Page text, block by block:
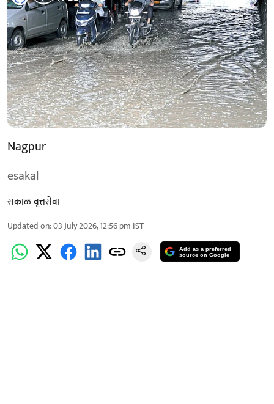
Nagpur
esakal
सकाळ वृत्तसेवा
Updated on:03 July 2026, 12:56 pm IST
Add as a preferred
source on Google